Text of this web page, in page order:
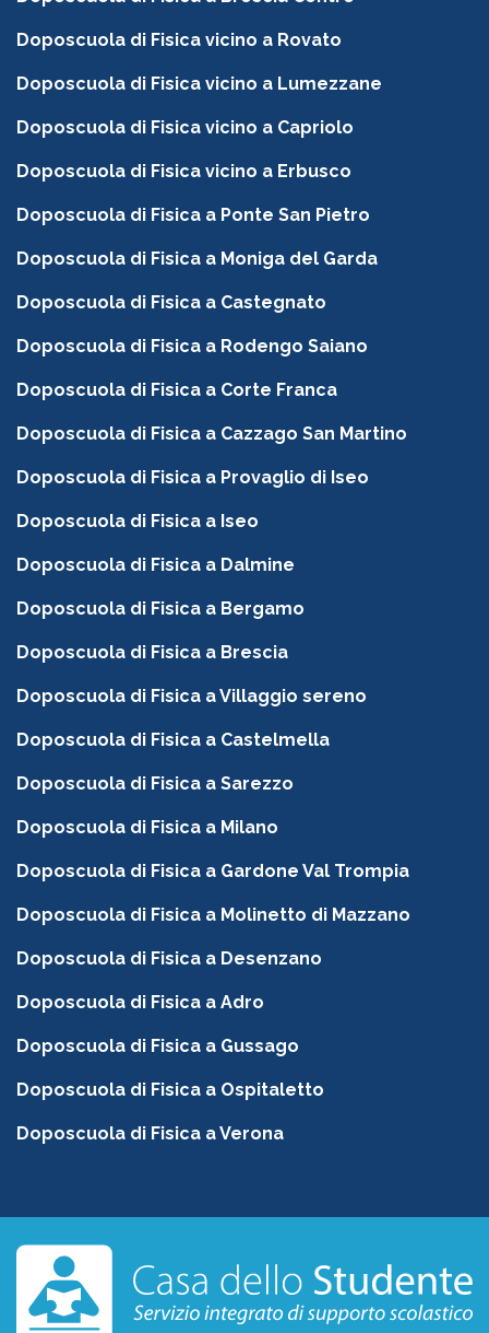
Doposcuola di Fisica vicino a Rovato
Doposcuola di Fisica vicino a Lumezzane
Doposcuola di Fisica vicino a Capriolo
Doposcuola di Fisica vicino a Erbusco
Doposcuola di Fisica a Ponte San Pietro
Doposcuola di Fisica a Moniga del Garda
Doposcuola di Fisica a Castegnato
Doposcuola di Fisica a Rodengo Saiano
Doposcuola di Fisica a Corte Franca
Doposcuola di Fisica a Cazzago San Martino
Doposcuola di Fisica a Provaglio di Iseo
Doposcuola di Fisica a Iseo
Doposcuola di Fisica a Dalmine
Doposcuola di Fisica a Bergamo
Doposcuola di Fisica a Brescia
Doposcuola di Fisica a Villaggio sereno
Doposcuola di Fisica a Castelmella
Doposcuola di Fisica a Sarezzo
Doposcuola di Fisica a Milano
Doposcuola di Fisica a Gardone Val Trompia
Doposcuola di Fisica a Molinetto di Mazzano
Doposcuola di Fisica a Desenzano
Doposcuola di Fisica a Adro
Doposcuola di Fisica a Gussago
Doposcuola di Fisica a Ospitaletto
Doposcuola di Fisica a Verona